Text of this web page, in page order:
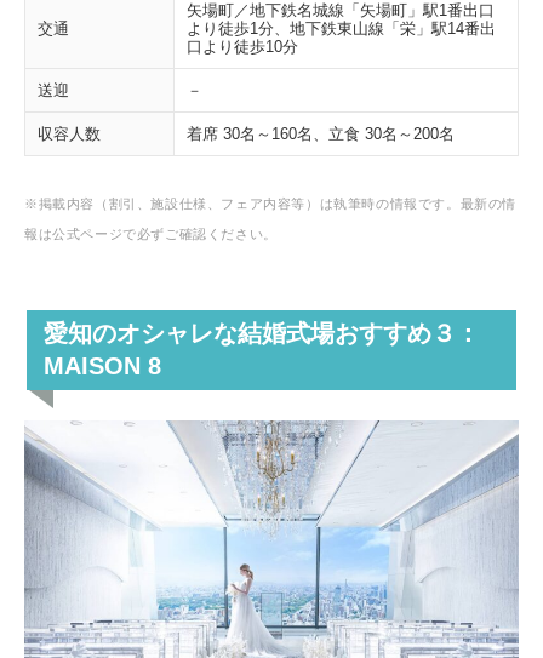
交通
矢場町／地下鉄名城線「矢場町」駅1番出口
より徒歩1分、地下鉄東山線「栄」駅14番出
口より徒歩10分
送迎 －
収容人数 着席 30名～160名、立食 30名～200名
※掲載内容（割引、施設仕様、フェア内容等）は執筆時の情報です。最新の情
報は公式ページで必ずご確認ください。
愛知のオシャレな結婚式場おすすめ３：
MAISON 8